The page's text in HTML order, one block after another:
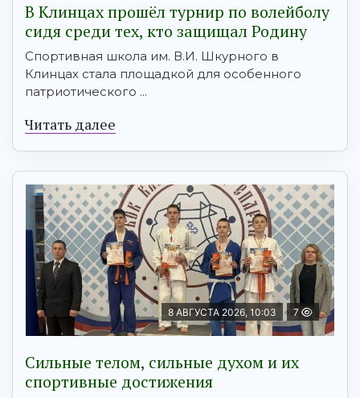
В Клинцах прошёл турнир по волейболу
сидя среди тех, кто защищал Родину
Спортивная школа им. В.И. Шкурного в
Клинцах стала площадкой для особенного
патриотического ...
Читать далее
8 АВГУСТА 2026, 10:03 7
Сильные телом, сильные духом и их
спортивные достижения